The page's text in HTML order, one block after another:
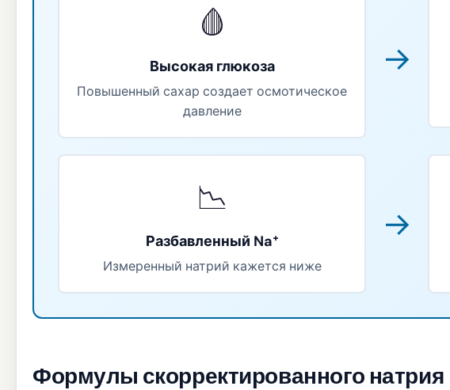
🩸
Высокая глюкоза
Повышенный сахар создает осмотическое
давление
→
📉
Разбавленный Na⁺
Измеренный натрий кажется ниже
→
Формулы скорректированного натрия